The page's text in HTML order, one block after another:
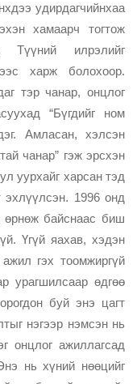
удирдагчийнхаа
хамаарч тогтож
Түүний илрэлийг
харж болохоор.
тэр чанар, онцлог
“Бүгдийг ном
Амласан, хэлсэн
чанар” гэж эрсхэн
уурхайг харсан тэд
эхлүүлсэн. 1996 онд
өрнөж байснаас биш
Үгүй яахав, хэдэн
гэх тоомжиргүй
урагшилсаар өдгөө
буй энэ цагт
нэгээр нэмсэн нь
онцлог ажиллагсад
нь хүний нөөцийг